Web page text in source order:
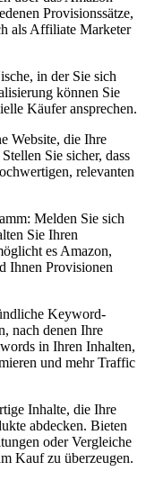
Provisionssätze,
als Affiliate Marketer
in der⁤ Sie sich
können Sie
Käufer ansprechen.
Website,⁢ die Ihre
Sie‍ sicher, dass
relevanten
Melden Sie ‌sich
Sie Ihren
es Amazon,
Ihnen Provisionen
Keyword-
⁤nach denen Ihre
in ⁢Ihren Inhalten,⁣
und mehr Traffic
Inhalte, die Ihre
abdecken. Bieten
oder Vergleiche⁣
Kauf zu überzeugen.